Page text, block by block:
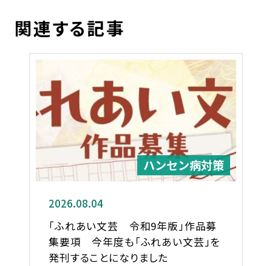
関連する記事
ハンセン病対策
2026.08.04
「ふれあい文芸 令和9年版」作品募
集要項 今年度も「ふれあい文芸」を
発刊することになりました